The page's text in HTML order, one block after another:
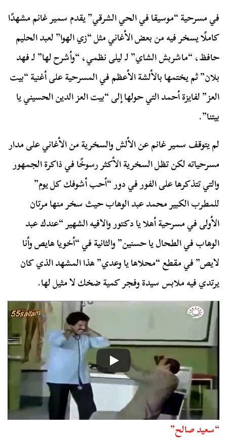
في مسرحية “موسيقا في الحي الشرقي” يقدم سمير غانم مشهدًا
كاملًا يسخر فيه من بعض الأغاني مثل “زي الهوا” لعبد الحليم
حافظ، “ماشربش الشاي” لـ ليلى نظمي، “وأشرح لها” لـ فهد
بلان” ثم يختمها بالألشة الأعظم في المسرحية على أغنية “بيت
العز” لفايزة أحمد التي حولها إلى “بيت العز الدين الحسيني يا
بيتنا”.
لم يتوقف سمير غانم عن الألش والسخرية من الأغاني على مدار
مسرحياته لكن تظل السخرية الأكثر رسوخًا في ذاكرة الجمهور
والتي تتذكرها على الفور في دور “أحب أشوفك كل يوم”
للمطرب الكبير محمد عبد الوهاب حيث سخر منها مرتان
الأولى في مسرحية أهلا يا دكتور والافيه الشهير “عندك عبد
الوهاب في الطحال يا حسنين” والثانية في “أخويا هايص وأنا
لايص” في مقطع “محلاها يا وعدي” هذا المشهد الذي كان
يرتدي فيه ملابس سيدة وفجر كمية ضخك لا مثيل لها.
“سعيد صالح”